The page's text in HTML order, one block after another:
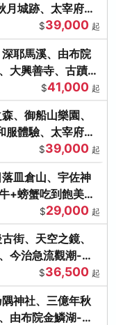
城跡、太宰府天
$39,000 起
耶馬溪、由布院
大興善寺、古蹟河
$41,000 起
、御船山樂園、
體驗、太宰府天
$39,000 起
皿倉山、宇佐神
+螃蟹吃到飽美
$29,000 起
街、天空之鏡、
今治急流觀潮-台
$36,500 起
神社、三億年秋
由布院金鱗湖-台